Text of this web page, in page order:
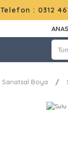
Telefon : 0312
Sanatsal Boya